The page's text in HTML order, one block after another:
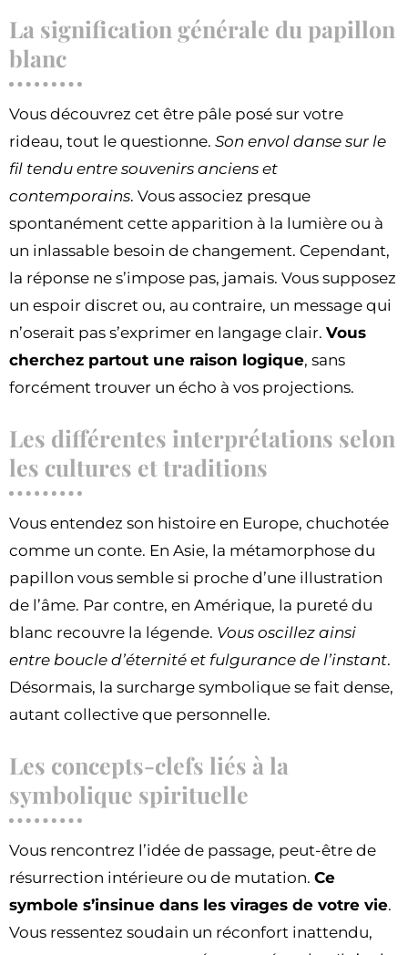
La signification générale du papillon
blanc
Vous découvrez cet être pâle posé sur votre
rideau, tout le questionne. Son envol danse sur le
fil tendu entre souvenirs anciens et
contemporains. Vous associez presque
spontanément cette apparition à la lumière ou à
un inlassable besoin de changement. Cependant,
la réponse ne s’impose pas, jamais. Vous supposez
un espoir discret ou, au contraire, un message qui
n’oserait pas s’exprimer en langage clair. Vous
cherchez partout une raison logique, sans
forcément trouver un écho à vos projections.
Les différentes interprétations selon
les cultures et traditions
Vous entendez son histoire en Europe, chuchotée
comme un conte. En Asie, la métamorphose du
papillon vous semble si proche d’une illustration
de l’âme. Par contre, en Amérique, la pureté du
blanc recouvre la légende. Vous oscillez ainsi
entre boucle d’éternité et fulgurance de l’instant.
Désormais, la surcharge symbolique se fait dense,
autant collective que personnelle.
Les concepts-clefs liés à la
symbolique spirituelle
Vous rencontrez l’idée de passage, peut-être de
résurrection intérieure ou de mutation. Ce
symbole s’insinue dans les virages de votre vie.
Vous ressentez soudain un réconfort inattendu,